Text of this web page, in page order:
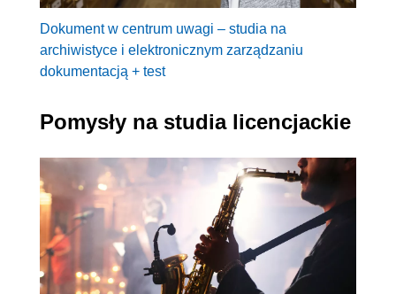
Dokument w centrum uwagi – studia na
archiwistyce i elektronicznym zarządzaniu
dokumentacją + test
Pomysły na studia licencjackie